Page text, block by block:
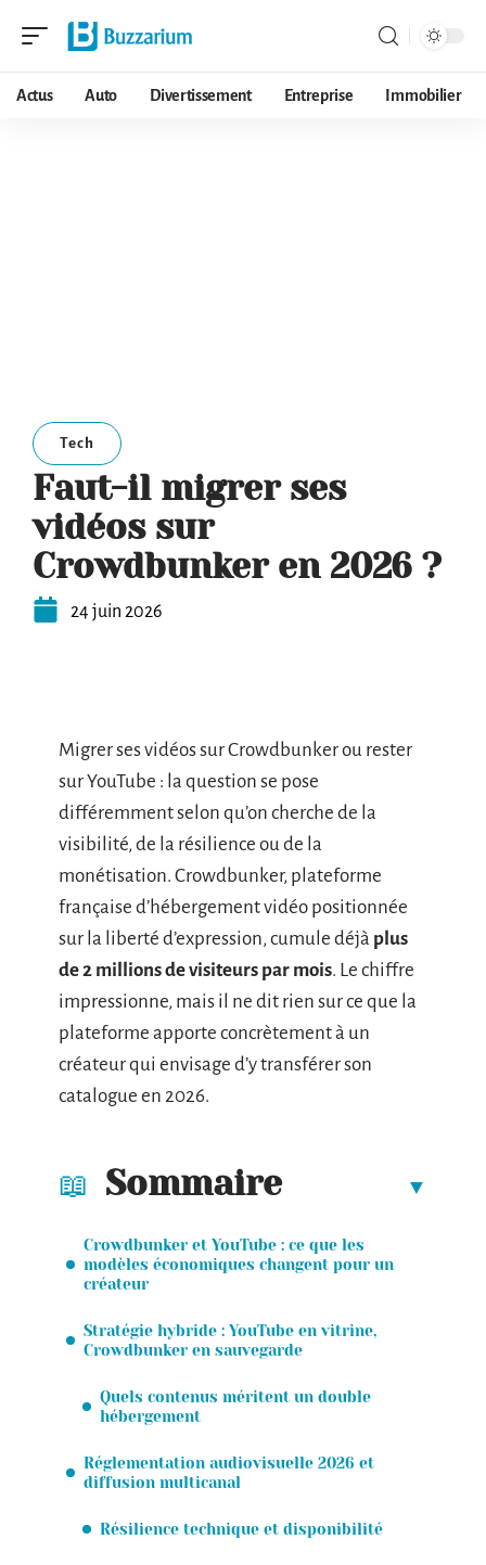
Actus Auto Divertissement Entreprise Immobilier
Tech
Faut-il migrer ses
vidéos sur
Crowdbunker en 2026 ?
24 juin 2026
Migrer ses vidéos sur Crowdbunker ou rester
sur YouTube : la question se pose
différemment selon qu’on cherche de la
visibilité, de la résilience ou de la
monétisation. Crowdbunker, plateforme
française d’hébergement vidéo positionnée
sur la liberté d’expression, cumule déjà plus
de 2 millions de visiteurs par mois. Le chiffre
impressionne, mais il ne dit rien sur ce que la
plateforme apporte concrètement à un
créateur qui envisage d’y transférer son
catalogue en 2026.
Sommaire
Crowdbunker et YouTube : ce que les
modèles économiques changent pour un
créateur
Stratégie hybride : YouTube en vitrine,
Crowdbunker en sauvegarde
Quels contenus méritent un double
hébergement
Réglementation audiovisuelle 2026 et
diffusion multicanal
Résilience technique et disponibilité